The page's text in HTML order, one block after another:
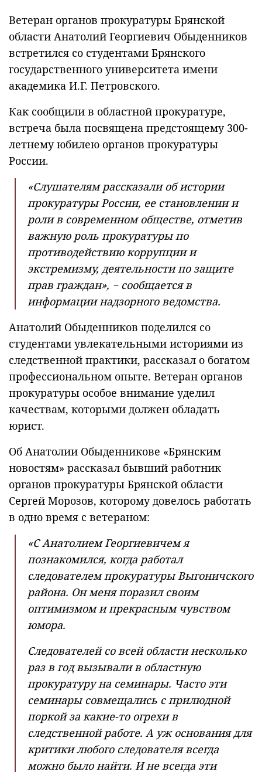
Ветеран органов прокуратуры Брянской
области Анатолий Георгиевич Обыденников
встретился со студентами Брянского
государственного университета имени
академика И.Г. Петровского.
Как сообщили в областной прокуратуре,
встреча была посвящена предстоящему 300-
летнему юбилею органов прокуратуры
России.
«Слушателям рассказали об истории
прокуратуры России, ее становлении и
роли в современном обществе, отметив
важную роль прокуратуры по
противодействию коррупции и
экстремизму, деятельности по защите
прав граждан», − сообщается в
информации надзорного ведомства.
Анатолий Обыденников поделился со
студентами увлекательными историями из
следственной практики, рассказал о богатом
профессиональном опыте. Ветеран органов
прокуратуры особое внимание уделил
качествам, которыми должен обладать
юрист.
Об Анатолии Обыденникове «Брянским
новостям» рассказал бывший работник
органов прокуратуры Брянской области
Сергей Морозов, которому довелось работать
в одно время с ветераном:
«С Анатолием Георгиевичем я
познакомился, когда работал
следователем прокуратуры Выгоничского
района. Он меня поразил своим
оптимизмом и прекрасным чувством
юмора.
Следователей со всей области несколько
раз в год вызывали в областную
прокуратуру на семинары. Часто эти
семинары совмещались с прилюдной
поркой за какие-то огрехи в
следственной работе. А уж основания для
критики любого следователя всегда
можно было найти. И не всегда эти